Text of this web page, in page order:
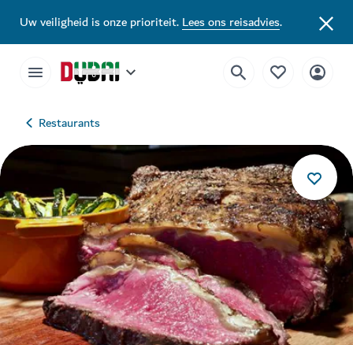
Uw veiligheid is onze prioriteit.Lees ons reisadvies.
Restaurants